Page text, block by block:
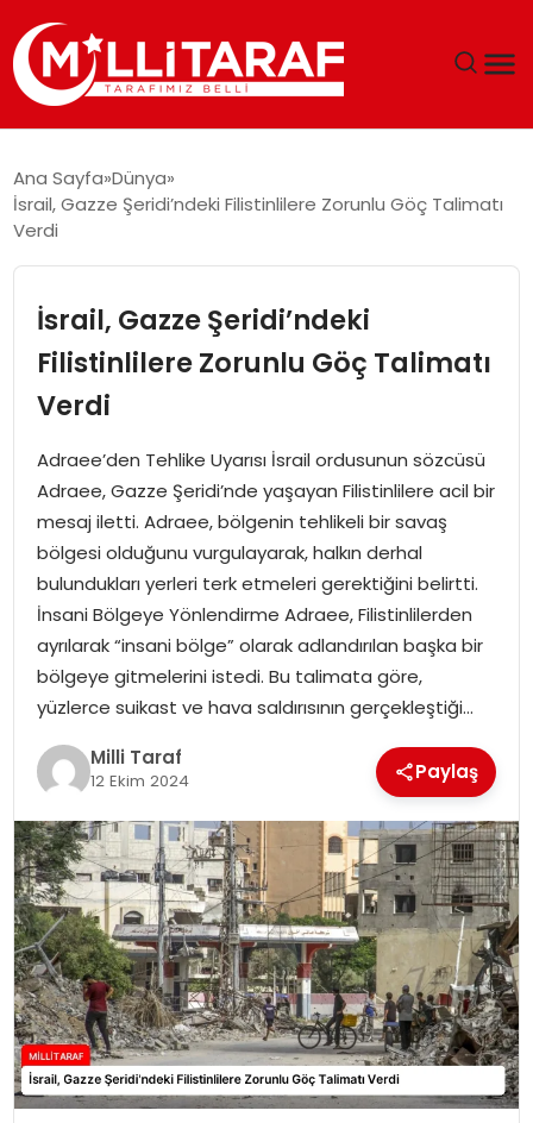
ÖZEL SAYFALAR
SPOR
SIYASET
MAGAZIN
Ana Sayfa Dünya
İsrail, Gazze Şeridi’ndeki Filistinlilere Zorunlu Göç Talimatı
Verdi
İsrail, Gazze Şeridi’ndeki
Filistinlilere Zorunlu Göç Talimatı
Verdi
Adraee’den Tehlike Uyarısı İsrail ordusunun sözcüsü
Adraee, Gazze Şeridi’nde yaşayan Filistinlilere acil bir
mesaj iletti. Adraee, bölgenin tehlikeli bir savaş
bölgesi olduğunu vurgulayarak, halkın derhal
bulundukları yerleri terk etmeleri gerektiğini belirtti.
İnsani Bölgeye Yönlendirme Adraee, Filistinlilerden
ayrılarak “insani bölge” olarak adlandırılan başka bir
bölgeye gitmelerini istedi. Bu talimata göre,
yüzlerce suikast ve hava saldırısının gerçekleştiği…
Milli Taraf
12 Ekim 2024 Paylaş